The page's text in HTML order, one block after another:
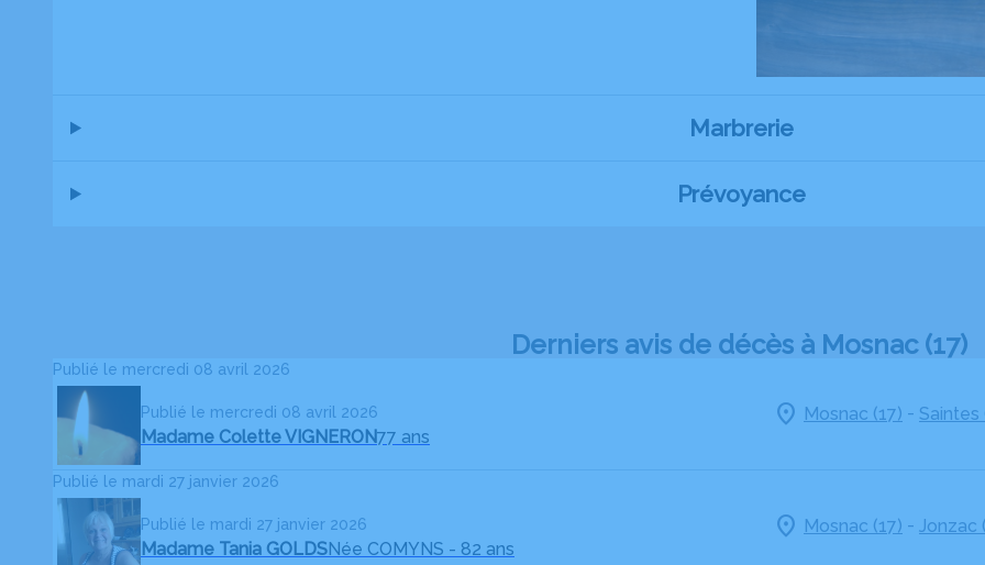
Marbrerie
Prévoyance
Derniers avis de décès à Mosnac (17)
Publié le mercredi 08 avril 2026
Publié le mercredi 08 avril 2026
Madame Colette VIGNERON77 ans
Mosnac (17) - Saintes
Publié le mardi 27 janvier 2026
Publié le mardi 27 janvier 2026
Madame Tania GOLDSNée COMYNS - 82 ans
Mosnac (17) - Jonzac